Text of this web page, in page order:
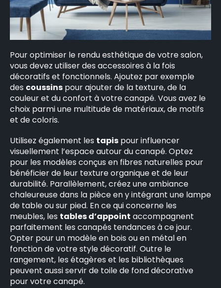
Pour optimiser le rendu esthétique de votre salon,
vous devez utiliser des accessoires à la fois
décoratifs et fonctionnels. Ajoutez par exemple
des coussins pour ajouter de la texture, de la
couleur et du confort à votre canapé. Vous avez le
choix parmi une multitude de matériaux, de motifs
et de coloris.
Utilisez également les tapis pour influencer
visuellement l’espace autour du canapé. Optez
pour les modèles conçus en fibres naturelles pour
bénéficier de leur texture organique et de leur
durabilité. Parallèlement, créez une ambiance
chaleureuse dans la pièce en y intégrant une lampe
de table ou sur pied. En ce qui concerne les
meubles, les tables d’appoint accompagnent
parfaitement les canapés tendances à ce jour.
Opter pour un modèle en bois ou en métal en
fonction de votre style décoratif. Outre le
rangement, les étagères et les bibliothèques
peuvent aussi servir de toile de fond décorative
pour votre canapé.